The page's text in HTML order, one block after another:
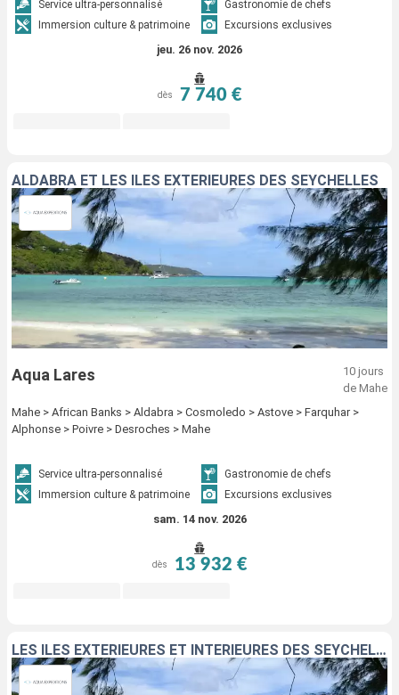
Service ultra-personnalisé
Gastronomie de chefs
Immersion culture & patrimoine
Excursions exclusives
jeu. 26 nov. 2026
dès 7 740 €
ALDABRA ET LES ÎLES EXTÉRIEURES DES SEYCHELLES
Aqua Lares
10 jours
de Mahe
Mahe > African Banks > Aldabra > Cosmoledo > Astove > Farquhar >
Alphonse > Poivre > Desroches > Mahe
Service ultra-personnalisé
Gastronomie de chefs
Immersion culture & patrimoine
Excursions exclusives
sam. 14 nov. 2026
dès 13 932 €
LES ÎLES EXTÉRIEURES ET INTÉRIEURES DES SEYCHELLES